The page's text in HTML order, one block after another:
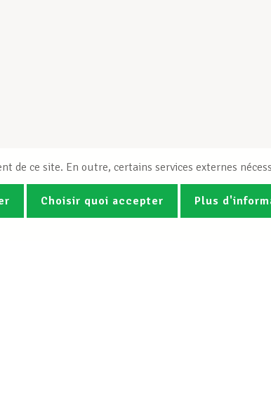
de ce site. En outre, certains services externes
Choisir quoi accepter Plus